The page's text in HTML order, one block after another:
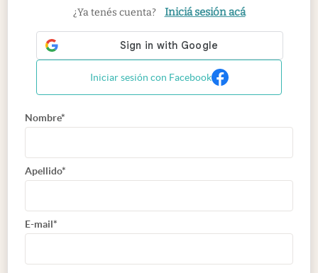
¿Ya tenés cuenta? Iniciá sesión acá
Iniciar sesión con Facebook
Nombre*
Apellido*
E-mail*